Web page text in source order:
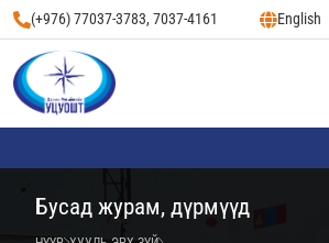
(+976) 77037-3783, 7037-4161 English
Бусад журам, дүрмүүд